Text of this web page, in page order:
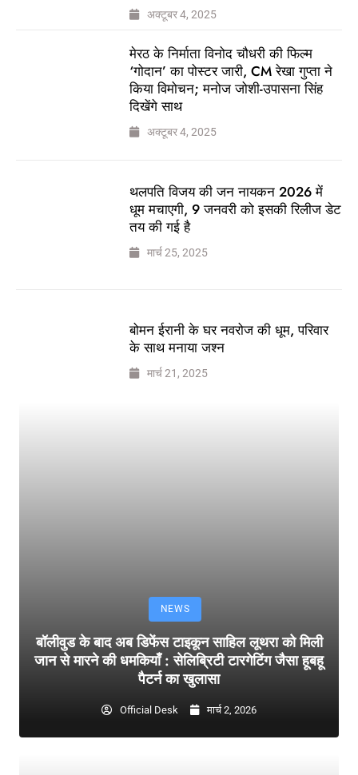
अक्टूबर 4, 2025
मेरठ के निर्माता विनोद चौधरी की फिल्म
‘गोदान’ का पोस्टर जारी, CM रेखा गुप्ता ने
किया विमोचन; मनोज जोशी-उपासना सिंह
दिखेंगे साथ
अक्टूबर 4, 2025
थलपति विजय की जन नायकन 2026 में
धूम मचाएगी, 9 जनवरी को इसकी रिलीज डेट
तय की गई है
मार्च 25, 2025
बोमन ईरानी के घर नवरोज की धूम, परिवार
के साथ मनाया जश्न
मार्च 21, 2025
NEWS
बॉलीवुड के बाद अब डिफेंस टाइकून साहिल लूथरा को मिली
जान से मारने की धमकियाँ : सेलिब्रिटी टारगेटिंग जैसा हूबहू
पैटर्न का खुलासा
Official Desk मार्च 2, 2026